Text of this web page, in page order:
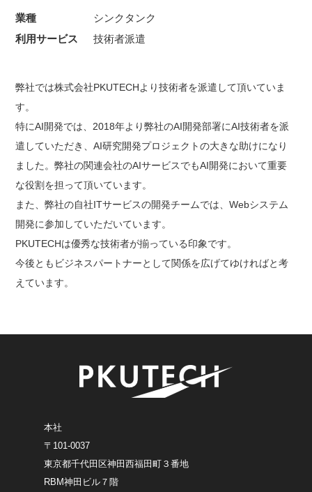
業種
シンクタンク
利用サービス
技術者派遣
弊社では株式会社PKUTECHより技術者を派遣して頂いていま
す。
特にAI開発では、2018年より弊社のAI開発部署にAI技術者を派
遣していただき、AI研究開発プロジェクトの大きな助けになり
ました。弊社の関連会社のAIサービスでもAI開発において重要
な役割を担って頂いています。
また、弊社の自社ITサービスの開発チームでは、Webシステム
開発に参加していただいています。
PKUTECHは優秀な技術者が揃っている印象です。
今後ともビジネスパートナーとして関係を広げてゆければと考
えています。
本社
〒101-0037
東京都千代田区神田西福田町３番地
RBM神田ビル７階